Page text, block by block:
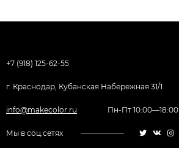
+7 (918) 125-62-55
г. Краснодар, Кубанская Набережная 31/1
info@makecolor.ru Пн-Пт 10:00—18:00
Мы в соц.сетях